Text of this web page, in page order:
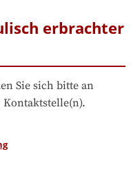
erbrachter
Sie sich bitte an